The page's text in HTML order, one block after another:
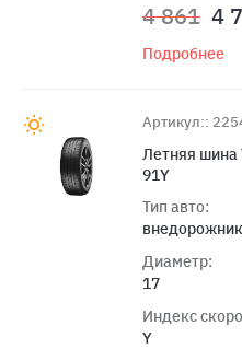
4 861 4
Подробнее
Артикул::
Летняя шина
91Y
Тип авто:
внедорожник
Диаметр:
17
Индекс
Y